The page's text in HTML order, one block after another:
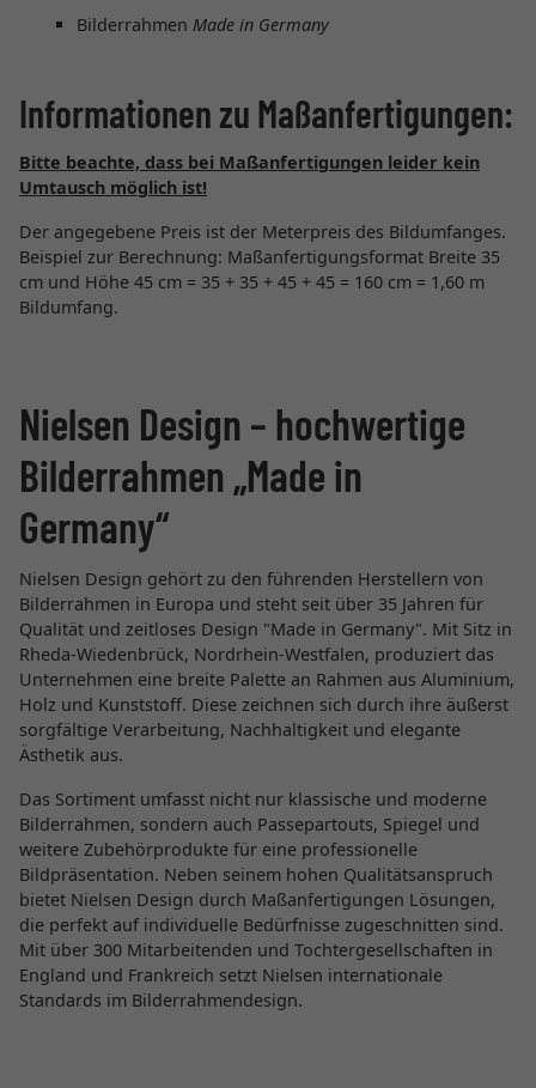
Bilderrahmen Made in Germany
Informationen zu Maßanfertigungen:
Bitte beachte, dass bei Maßanfertigungen leider kein
Umtausch möglich ist!
Der angegebene Preis ist der Meterpreis des Bildumfanges.
Beispiel zur Berechnung: Maßanfertigungsformat Breite 35
cm und Höhe 45 cm = 35 + 35 + 45 + 45 = 160 cm = 1,60 m
Bildumfang.
Nielsen Design – hochwertige
Bilderrahmen „Made in
Germany“
Nielsen Design gehört zu den führenden Herstellern von
Bilderrahmen in Europa und steht seit über 35 Jahren für
Qualität und zeitloses Design "Made in Germany". Mit Sitz in
Rheda-Wiedenbrück, Nordrhein-Westfalen, produziert das
Unternehmen eine breite Palette an Rahmen aus Aluminium,
Holz und Kunststoff. Diese zeichnen sich durch ihre äußerst
sorgfältige Verarbeitung, Nachhaltigkeit und elegante
Ästhetik aus.
Das Sortiment umfasst nicht nur klassische und moderne
Bilderrahmen, sondern auch Passepartouts, Spiegel und
weitere Zubehörprodukte für eine professionelle
Bildpräsentation. Neben seinem hohen Qualitätsanspruch
bietet Nielsen Design durch Maßanfertigungen Lösungen,
die perfekt auf individuelle Bedürfnisse zugeschnitten sind.
Mit über 300 Mitarbeitenden und Tochtergesellschaften in
England und Frankreich setzt Nielsen internationale
Standards im Bilderrahmendesign.